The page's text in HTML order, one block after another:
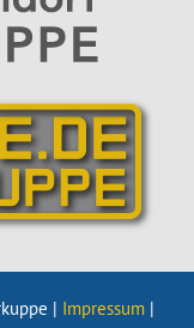
| Impressum |